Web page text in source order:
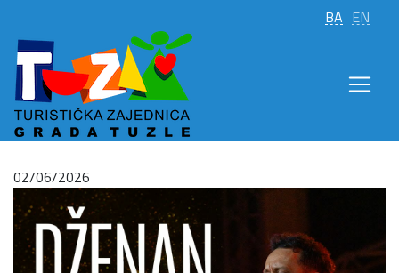
BA EN
02/06/2026